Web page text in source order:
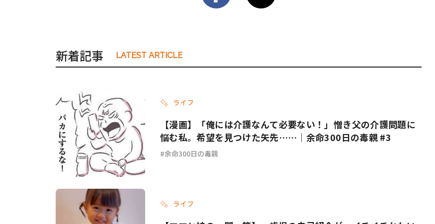
新着記事 LATEST ARTICLE
ライフ
【漫画】「俺には介護なんて必要ない！」憎き父の介護問題に
悩む私。希望を見つけた矢先……｜余命300日の毒親 #3
余命300日の毒親
ライフ